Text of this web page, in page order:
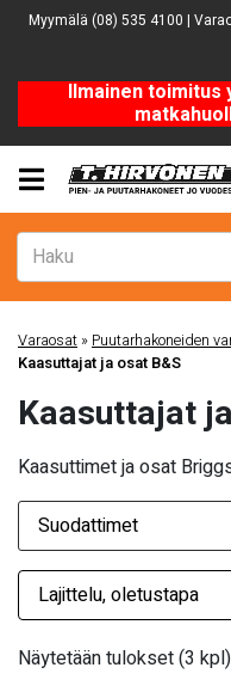
Myymälä (08) 535 4100 |
Ilmainen toimitus
Varaosat » Puutarhakoneiden
Kaasuttajat ja osat B&S
Kaasuttajat
Kaasuttimet ja osat
Suodattimet
Näytetään tulokset (3 kpl)